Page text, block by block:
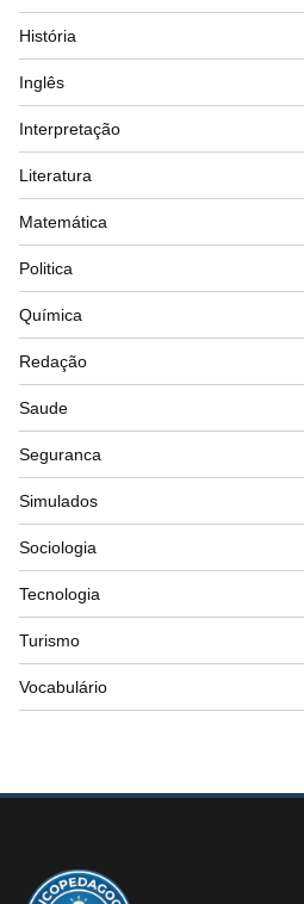
História
Inglês
Interpretação
Literatura
Matemática
Politica
Química
Redação
Saude
Seguranca
Simulados
Sociologia
Tecnologia
Turismo
Vocabulário